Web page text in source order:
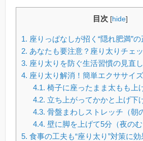
目次 [hide]
1. 座りっぱなしが招く“隠れ肥満”
2. あなたも要注意？座り太りチェ
3. 座り太りを防ぐ生活習慣の見直
4. 座り太り解消！簡単エクササイ
4.1. 椅子に座ったまま太もも上
4.2. 立ち上がってかかと上げ下
4.3. 骨盤まわしストレッチ（朝
4.4. 壁に脚を上げて5分（夜のむ
5. 食事の工夫も“座り太り”対策に効